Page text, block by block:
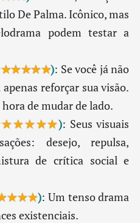
De Palma. Icônico, mas
podem testar a
): Se você já não
reforçar sua visão.
hora de mudar de lado.
): Seus visuais
desejo, repulsa,
de crítica social e
): Um tenso drama
existenciais.